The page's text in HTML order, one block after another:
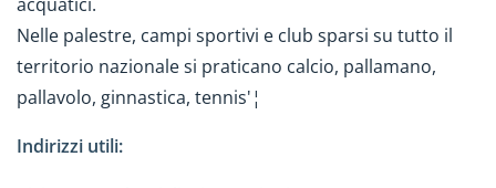
Nelle palestre, campi sportivi e club sparsi su tutto il
territorio nazionale si praticano calcio, pallamano,
pallavolo, ginnastica, tennis'¦
Indirizzi utili: